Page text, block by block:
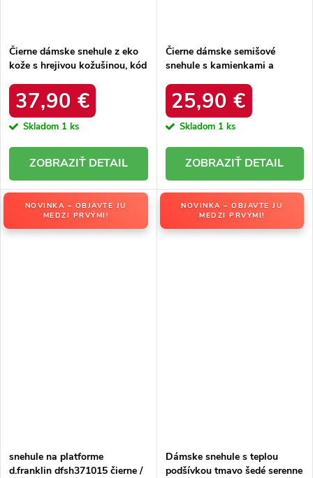
Čierne dámske snehule z eko
kože s hrejivou kožušinou, kód
BLACK
37,90 €
Skladom 1 ks
DETAIL
Čierne dámske semišové
snehule s kamienkami a
W8009 BLACK
25,90 €
Skladom 1 ks
DETAIL
NOVINKA – OBJAVTE JU
MEDZI PRVÝMI!
snehule na platforme
d.franklin dfsh371015 čierne /
NOVINKA – OBJAVTE JU
MEDZI PRVÝMI!
Dámske snehule s teplou
podšívkou tmavo šedé serenne